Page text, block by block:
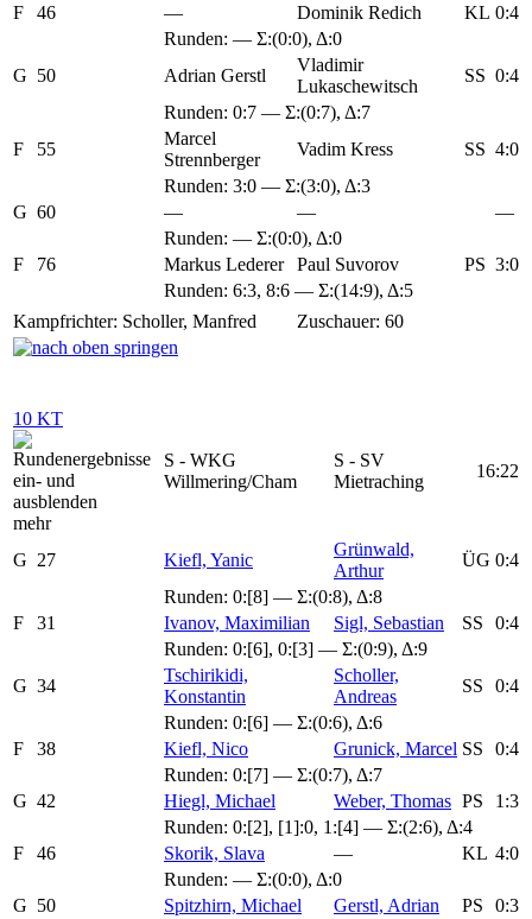
F
46 — Dominik Redich KL 0:4
Runden: — Σ:(0:0), Δ:0
G 50 Adrian Gerstl
Vladimir
Lukaschewitsch
SS 0:4
Runden: 0:7 — Σ:(0:7), Δ:7
F
55
Marcel
Strennberger
Vadim Kress SS 4:0
Runden: 3:0 — Σ:(3:0), Δ:3
G 60 — —
—
Runden: — Σ:(0:0), Δ:0
F
76 Markus Lederer Paul Suvorov PS 3:0
Runden: 6:3, 8:6 — Σ:(14:9), Δ:5
Kampfrichter: Scholler, Manfred
Zuschauer: 60
10 KT
mehr
S - WKG
Willmering/Cham
S - SV
Mietraching
16:22
G 27 Kiefl, Yanic
Grünwald,
Arthur
ÜG 0:4
Runden: 0:[8] — Σ:(0:8), Δ:8
F
31 Ivanov, Maximilian Sigl, Sebastian SS
0:4
Runden: 0:[6], 0:[3] — Σ:(0:9), Δ:9
G 34
Tschirikidi,
Konstantin
Scholler,
Andreas
SS
0:4
Runden: 0:[6] — Σ:(0:6), Δ:6
F
38 Kiefl, Nico Grunick, Marcel SS
0:4
Runden: 0:[7] — Σ:(0:7), Δ:7
G 42 Hiegl, Michael Weber, Thomas PS
1:3
Runden: 0:[2], [1]:0, 1:[4] — Σ:(2:6), Δ:4
F
46 Skorik, Slava — KL 4:0
Runden: — Σ:(0:0), Δ:0
G 50 Spitzhirn, Michael Gerstl, Adrian PS 0:3